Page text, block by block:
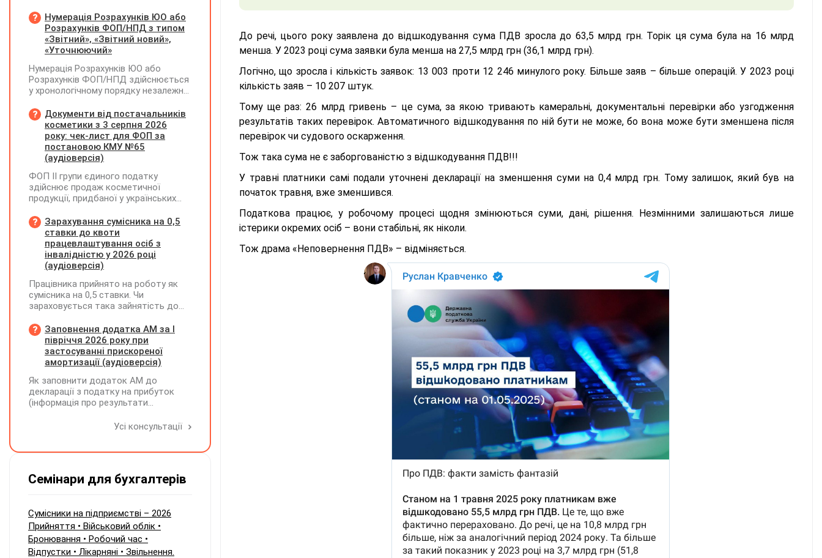
До речі, цього року заявлена до відшкодування сума ПДВ зросла до 63,5 млрд грн. Торік ця сума була на 16 млрд
менша. У 2023 році сума заявки була менша на 27,5 млрд грн (36,1 млрд грн).
Логічно, що зросла і кількість заявок: 13 003 проти 12 246 минулого року. Більше заяв – більше операцій. У 2023 році
кількість заяв – 10 207 штук.
Тому ще раз: 26 млрд гривень – це сума, за якою тривають камеральні, документальні перевірки або узгодження
результатів таких перевірок. Автоматичного відшкодування по ній бути не може, бо вона може бути зменшена після
перевірок чи судового оскарження.
Тож така сума не є заборгованістю з відшкодування ПДВ!!!
У травні платники самі подали уточнені декларації на зменшення суми на 0,4 млрд грн. Тому залишок, який був на
початок травня, вже зменшився.
Податкова працює, у робочому процесі щодня змінюються суми, дані, рішення. Незмінними залишаються лише
істерики окремих осіб – вони стабільні, як ніколи.
Тож драма «Неповернення ПДВ» – відміняється.
ПДФО та ВЗ. Крім того, статутний
капітал збільшувався за рахунок
нерозподіленого прибутку без
нарахування дивідендів. У 2026 році
виплатити кошти засновникам. Чи
потрібно утримувати ПДФО та ВЗ?
Нумерація Розрахунків ЮО або
Розрахунків ФОП/НПД з типом
«Звітний», «Звітний новий»,
«Уточнюючий»
Нумерація Розрахунків ЮО або
Розрахунків ФОП/НПД здійснюється
у хронологічному порядку незалежно
звітного (податкового) періоду та не
продовжується в наступних
Документи від постачальників
косметики з 3 серпня 2026
року: чек-лист для ФОП за
постановою КМУ №65
(аудіоверсія)
ФОП ІІ групи єдиного податку
здійснює продаж косметичної
продукції, придбаної у українських
потрібно вимагати від
постачальника після 03.08.2026 року у
зв'язку з повним набранням чинності
Технічного регламенту на косметичну
продукцію, затвердженого
№65?
Зарахування сумісника на 0,5
ставки до квоти
працевлаштування осіб з
інвалідністю у 2026 році
(аудіоверсія)
Працівника прийнято на роботу як
сумісника на 0,5 ставки. Чи
зараховується така зайнятість до
осіб з інвалідністю відповідно до
вимог законодавства?
Заповнення додатка АМ за І
півріччя 2026 року при
застосуванні прискореної
амортизації (аудіоверсія)
Як заповнити додаток АМ до
декларації з податку на прибуток
(інформація про результати
Чи потрібно для цього брати дані
вартість усіх таких верстатів на
рішення про застосування
прискореної амортизації прийнято з
01.01.2025 р., а щодо інших — з
01.01.2026 р.
Усі консультації
Семінари для бухгалтерів
Сумісники на підприємстві – 2026
Прийняття • Військовий облік •
Бронювання • Робочий час •
Відпустки • Лікарняні • Звільнення.